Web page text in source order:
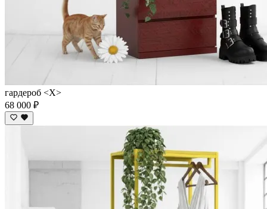
гардероб <X>
68 000 ₽